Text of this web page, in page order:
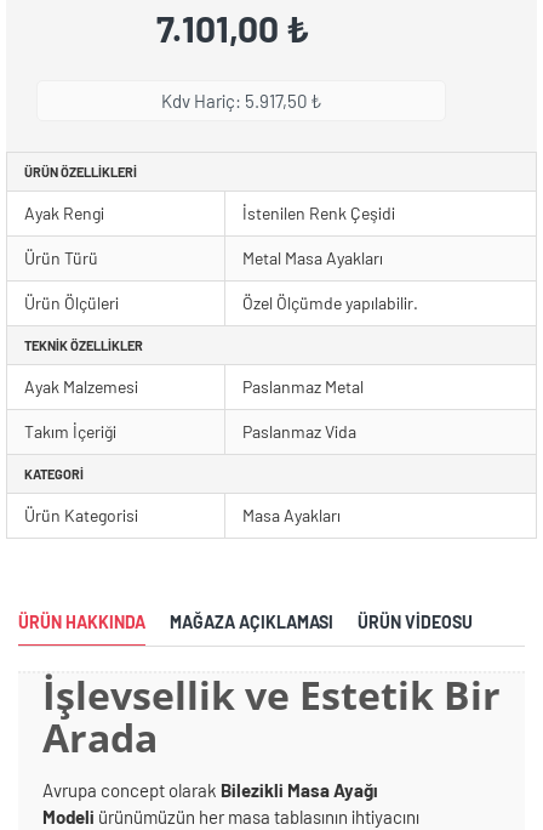
7.101,00 ₺
Kdv Hariç: 5.917,50 ₺
ÜRÜN ÖZELLIKLERI
Ayak Rengi İstenilen Renk Çeşidi
Ürün Türü Metal Masa Ayakları
Ürün Ölçüleri Özel Ölçümde yapılabilir.
TEKNIK ÖZELLIKLER
Ayak Malzemesi Paslanmaz Metal
Takım İçeriği Paslanmaz Vida
KATEGORI
Ürün Kategorisi Masa Ayakları
ÜRÜN HAKKINDA MAĞAZA AÇIKLAMASI ÜRÜN VIDEOSU
İşlevsellik ve Estetik Bir
Arada
Avrupa concept olarak Bilezikli Masa Ayağı
Modeli ürünümüzün her masa tablasının ihtiyacını